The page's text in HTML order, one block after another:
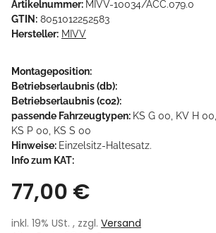
Artikelnummer: MIVV-10034/ACC.079.0
GTIN: 8051012252583
Hersteller: MIVV
Montageposition:
Betriebserlaubnis (db):
Betriebserlaubnis (co2):
passende Fahrzeugtypen: KS G 00, KV H
KS P 00, KS S 00
Hinweise: Einzelsitz-Haltesatz.
Info zum KAT:
77,00 €
inkl. 19% USt. , zzgl. Versand